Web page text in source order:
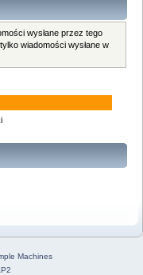
wysłane przez tego
wiadomości wysłane w
Machines